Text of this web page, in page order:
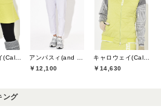
キャロウェイ(Callaway)
アンパスィ(and per se)
￥12,100
キャロウェイ(Callaway)
￥14,630
ング